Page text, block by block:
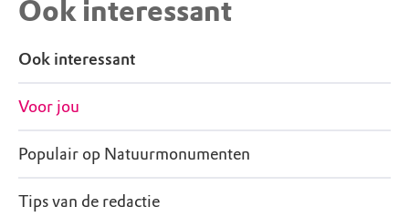
Ook interessant
Ook interessant
Voor jou
Populair op Natuurmonumenten
Tips van de redactie